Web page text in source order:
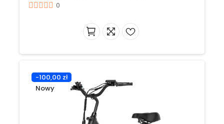
0
-100,00 zł
Nowy